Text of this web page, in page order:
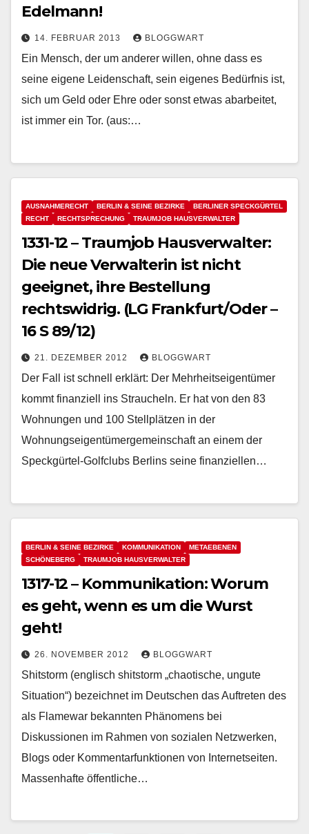
Edelmann!
14. FEBRUAR 2013 BLOGGWART
Ein Mensch, der um anderer willen, ohne dass es
seine eigene Leidenschaft, sein eigenes Bedürfnis ist,
sich um Geld oder Ehre oder sonst etwas abarbeitet,
ist immer ein Tor. (aus:…
AUSNAHMERECHT BERLIN & SEINE BEZIRKE
BERLINER SPECKGÜRTEL
RECHT
RECHTSPRECHUNG TRAUMJOB HAUSVERWALTER
1331-12 – Traumjob Hausverwalter:
Die neue Verwalterin ist nicht
geeignet, ihre Bestellung
rechtswidrig. (LG Frankfurt/Oder –
16 S 89/12)
21. DEZEMBER 2012 BLOGGWART
Der Fall ist schnell erklärt: Der Mehrheitseigentümer
kommt finanziell ins Straucheln. Er hat von den 83
Wohnungen und 100 Stellplätzen in der
Wohnungseigentümergemeinschaft an einem der
Speckgürtel-Golfclubs Berlins seine finanziellen…
BERLIN & SEINE BEZIRKE KOMMUNIKATION
METAEBENEN
SCHÖNEBERG
TRAUMJOB HAUSVERWALTER
1317-12 – Kommunikation: Worum
es geht, wenn es um die Wurst
geht!
26. NOVEMBER 2012 BLOGGWART
Shitstorm (englisch shitstorm „chaotische, ungute
Situation“) bezeichnet im Deutschen das Auftreten des
als Flamewar bekannten Phänomens bei
Diskussionen im Rahmen von sozialen Netzwerken,
Blogs oder Kommentarfunktionen von Internetseiten.
Massenhafte öffentliche…